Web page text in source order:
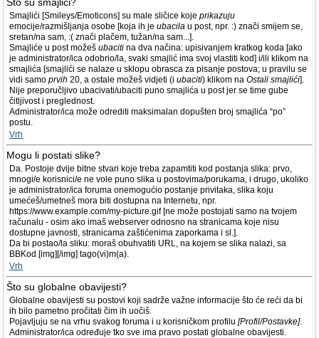
Smajlići [Smileys/Emoticons] su male sličice koje prikazuju
emocije/razmišljanja osobe [koja ih je ubacila u post, npr. :) znači smijem se,
sretan/na sam, :( znači plačem, tužan/na sam...].
Smajliće u post možeš ubaciti na dva načina: upisivanjem kratkog koda [ako
je administrator/ica odobrio/la, svaki smajlić ima svoj vlastiti kod] i/ili klikom na
smajlića [smajlići se nalaze u sklopu obrasca za pisanje postova; u pravilu se
vidi samo prvih 20, a ostale možeš vidjeti (i ubaciti) klikom na Ostali smajlići].
Nije preporučljivo ubacivati/ubaciti puno smajlića u post jer se time gube
čitljivost i preglednost.
Administrator/ica može odrediti maksimalan dopušten broj smajlića “po”
postu.
Vrh
Mogu li postati slike?
Da. Postoje dvije bitne stvari koje treba zapamtiti kod postanja slika: prvo,
mnogi/e korisnici/e ne vole puno slika u postovima/porukama, i drugo, ukoliko
je administrator/ica foruma onemogućio postanje privitaka, slika koju
umećeš/umetneš mora biti dostupna na Internetu, npr.
https://www.example.com/my-picture.gif [ne može postojati samo na tvojem
računalu - osim ako imaš webserver odnosno na stranicama koje nisu
dostupne javnosti, stranicama zaštićenima zaporkama i sl.].
Da bi postao/la sliku: moraš obuhvatiti URL, na kojem se slika nalazi, sa
BBKod [img][/img] tago(vi)m(a).
Vrh
Što su globalne obavijesti?
Globalne obavijesti su postovi koji sadrže važne informacije što će reći da bi
ih bilo pametno pročitati čim ih uočiš.
Pojavljuju se na vrhu svakog foruma i u korisničkom profilu [Profil/Postavke].
Administrator/ica određuje tko sve ima pravo postati globalne obavijesti.